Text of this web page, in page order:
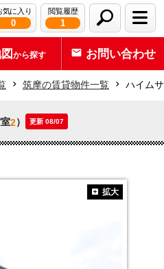
気に入り
0
閲覧履歴
1
から探す お問い合わせ
筑摩の賃貸物件一覧 ハイム
室2） 更新 08/07
拡大